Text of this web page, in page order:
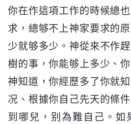
你在作這項工作的時候總
求，總够不上神家要求的
少就够多少。神從來不作
樹的事，你能够上多少、
神知道，你經歷多了你就
况、根據你自己先天的條
到哪兒，别為難自己。如